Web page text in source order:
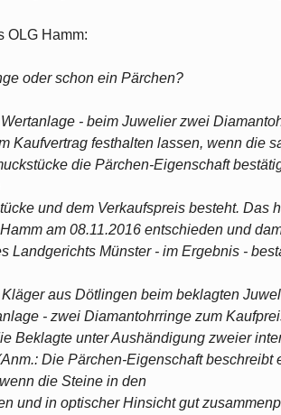
OLG Hamm:
oder schon ein Pärchen?
- beim Juwelier zwei
Kaufvertrag festhalten lassen, wenn die
die Pärchen-Eigenschaft
und dem Verkaufspreis besteht. Das
am 08.11.2016 entschieden und
Landgerichts Münster - im Ergebnis -
aus Dötlingen beim beklagten
- zwei Diamantohrringe zum
Beklagte unter Aushändigung zweier
Die Pärchen-Eigenschaft beschreibt
die Steine in den
und in optischer Hinsicht gut